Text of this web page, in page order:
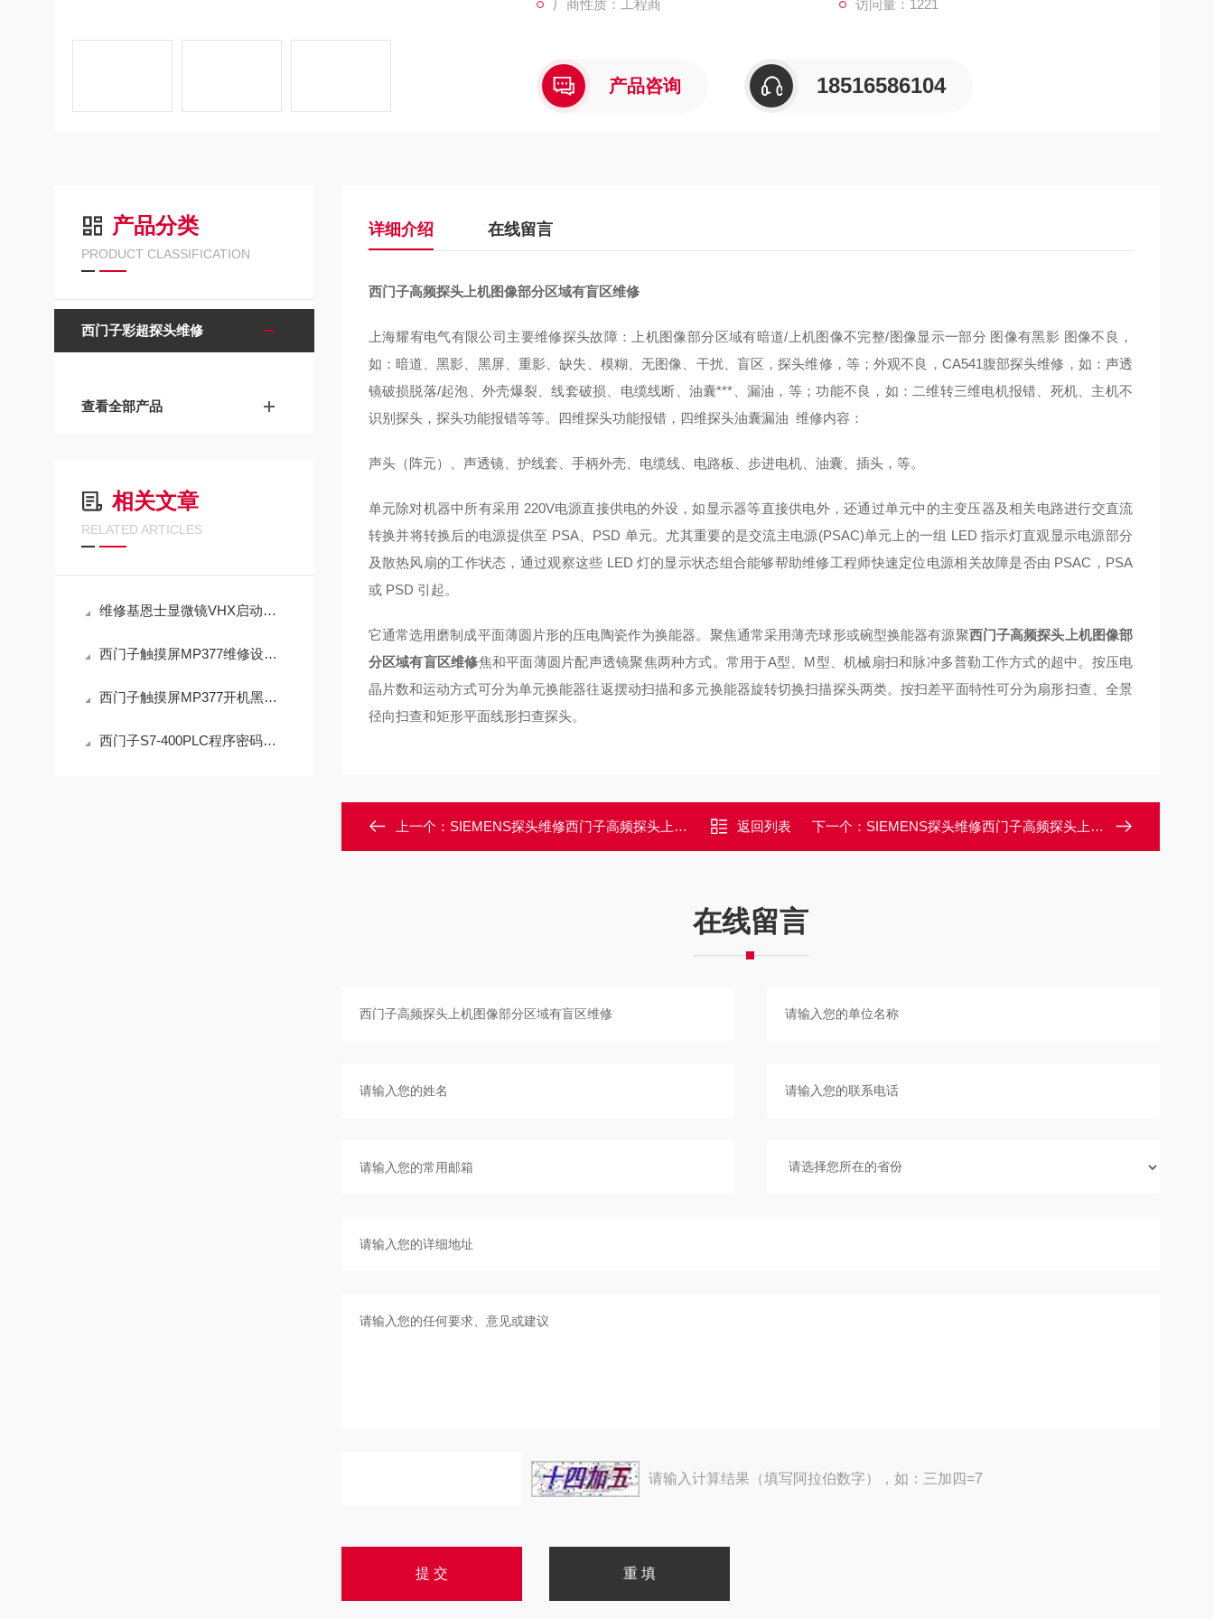
厂商性质：工程商 访问量：1221
产品咨询 18516586104
产品分类
PRODUCT CLASSIFICATION
西门子彩超探头维修
查看全部产品
相关文章
RELATED ARTICLES
维修基恩士显微镜VHX启动面板黑屏不亮（芯片级修理）
西门子触摸屏MP377维修设置步骤
西门子触摸屏MP377开机黑屏无显示维修解决方法
西门子S7-400PLC程序密码破解程序卡解密方法
详细介绍 在线留言
西门子高频探头上机图像部分区域有盲区维修
上海耀宥电气有限公司主要维修探头故障：上机图像部分区域有暗道/上机图像不完整/图像显示一部分 图像有黑影 图像不良，
如：暗道、黑影、黑屏、重影、缺失、模糊、无图像、干扰、盲区，探头维修，等；外观不良，CA541腹部探头维修，如：声透
镜破损脱落/起泡、外壳爆裂、线套破损、电缆线断、油囊***、漏油，等；功能不良，如：二维转三维电机报错、死机、主机不
识别探头，探头功能报错等等。四维探头功能报错，四维探头油囊漏油 维修内容：
声头（阵元）、声透镜、护线套、手柄外壳、电缆线、电路板、步进电机、油囊、插头，等。
单元除对机器中所有采用 220V电源直接供电的外设，如显示器等直接供电外，还通过单元中的主变压器及相关电路进行交直流
转换并将转换后的电源提供至 PSA、PSD 单元。尤其重要的是交流主电源(PSAC)单元上的一组 LED 指示灯直观显示电源部分
及散热风扇的工作状态，通过观察这些 LED 灯的显示状态组合能够帮助维修工程师快速定位电源相关故障是否由 PSAC，PSA
或 PSD 引起。
它通常选用磨制成平面薄圆片形的压电陶瓷作为换能器。聚焦通常采用薄壳球形或碗型换能器有源聚西门子高频探头上机图像部
分区域有盲区维修焦和平面薄圆片配声透镜聚焦两种方式。常用于A型、M型、机械扇扫和脉冲多普勒工作方式的超中。按压电
晶片数和运动方式可分为单元换能器往返摆动扫描和多元换能器旋转切换扫描探头两类。按扫差平面特性可分为扇形扫查、全景
径向扫查和矩形平面线形扫查探头。
上一个： SIEMENS探头维修西门子高频探头上机图像部分区域有干扰维修 返回列表 下一个： SIEMENS探头维修西门子高频探头上机部分图像有黑影维修解决
在线留言
请输入计算结果（填写阿拉伯数字），如：三加四=7